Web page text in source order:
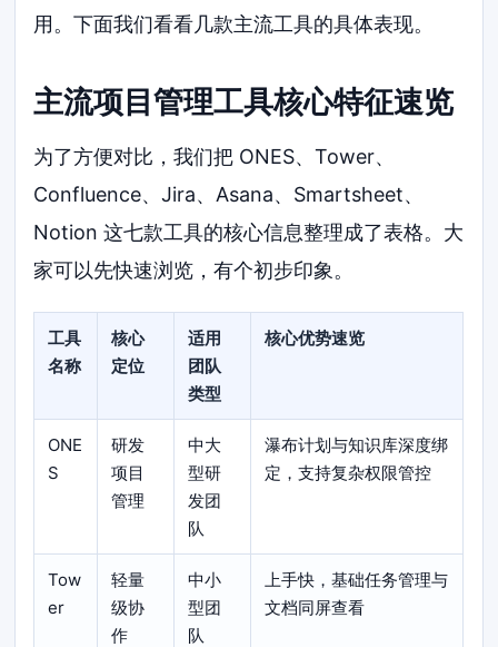
用。下面我们看看几款主流工具的具体表现。
主流项目管理工具核心特征速览
为了方便对比，我们把 ONES、Tower、
Confluence、Jira、Asana、Smartsheet、
Notion 这七款工具的核心信息整理成了表格。大
家可以先快速浏览，有个初步印象。
工具
名称
核心
定位
适用
团队
类型
核心优势速览
ONE
S
研发
项目
管理
中大
型研
发团
队
瀑布计划与知识库深度绑
定，支持复杂权限管控
Tow
er
轻量
级协
作
中小
型团
队
上手快，基础任务管理与
文档同屏查看